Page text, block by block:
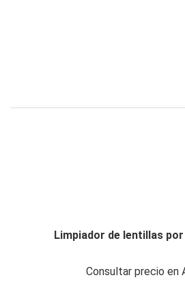
Limpiador de lentillas
Consultar precio en